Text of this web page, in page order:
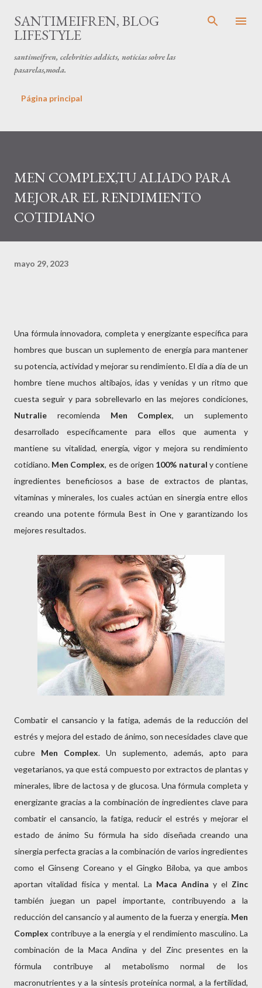
Ir al contenido principal
SANTIMEIFREN, BLOG
LIFESTYLE
santimeifren, celebrities addicts, noticias sobre las
pasarelas,moda.
Página principal
MEN COMPLEX,TU ALIADO PARA
MEJORAR EL RENDIMIENTO
COTIDIANO
mayo 29, 2023
Una fórmula innovadora, completa y energizante específica para
hombres que buscan un suplemento de energía para mantener
su potencia, actividad y mejorar su rendimiento. El día a día de un
hombre tiene muchos altibajos, idas y venidas y un ritmo que
cuesta seguir y para sobrellevarlo en las mejores condiciones,
Nutralie recomienda Men Complex, un suplemento
desarrollado específicamente para ellos que aumenta y
mantiene su vitalidad, energía, vigor y mejora su rendimiento
cotidiano. Men Complex, es de origen 100% natural y contiene
ingredientes beneficiosos a base de extractos de plantas,
vitaminas y minerales, los cuales actúan en sinergia entre ellos
creando una potente fórmula Best in One y garantizando los
mejores resultados.
Combatir el cansancio y la fatiga, además de la reducción del
estrés y mejora del estado de ánimo, son necesidades clave que
cubre Men Complex. Un suplemento, además, apto para
vegetarianos, ya que está compuesto por extractos de plantas y
minerales, libre de lactosa y de glucosa. Una fórmula completa y
energizante gracias a la combinación de ingredientes clave para
combatir el cansancio, la fatiga, reducir el estrés y mejorar el
estado de ánimo Su fórmula ha sido diseñada creando una
sinergia perfecta gracias a la combinación de varios ingredientes
como el Ginseng Coreano y el Gingko Biloba, ya que ambos
aportan vitalidad física y mental. La Maca Andina y el Zinc
también juegan un papel importante, contribuyendo a la
reducción del cansancio y al aumento de la fuerza y energía. Men
Complex contribuye a la energía y el rendimiento masculino. La
combinación de la Maca Andina y del Zinc presentes en la
fórmula contribuye al metabolismo normal de los
macronutrientes y a la síntesis proteínica normal, a la fertilidad,